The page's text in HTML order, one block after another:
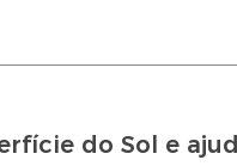
do Sol e